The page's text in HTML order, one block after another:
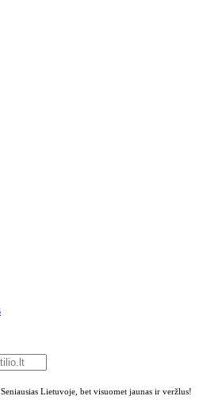
Seniausias Lietuvoje, bet visuomet jaunas ir veržlus!